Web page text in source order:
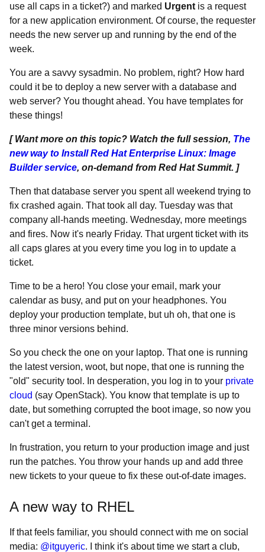
use all caps in a ticket?) and marked Urgent is a request
for a new application environment. Of course, the requester
needs the new server up and running by the end of the
week.
You are a savvy sysadmin. No problem, right? How hard
could it be to deploy a new server with a database and
web server? You thought ahead. You have templates for
these things!
[ Want more on this topic? Watch the full session, The
new way to Install Red Hat Enterprise Linux: Image
Builder service, on-demand from Red Hat Summit. ]
Then that database server you spent all weekend trying to
fix crashed again. That took all day. Tuesday was that
company all-hands meeting. Wednesday, more meetings
and fires. Now it's nearly Friday. That urgent ticket with its
all caps glares at you every time you log in to update a
ticket.
Time to be a hero! You close your email, mark your
calendar as busy, and put on your headphones. You
deploy your production template, but uh oh, that one is
three minor versions behind.
So you check the one on your laptop. That one is running
the latest version, woot, but nope, that one is running the
"old" security tool. In desperation, you log in to your private
cloud (say OpenStack). You know that template is up to
date, but something corrupted the boot image, so now you
can't get a terminal.
In frustration, you return to your production image and just
run the patches. You throw your hands up and add three
new tickets to your queue to fix these out-of-date images.
A new way to RHEL
If that feels familiar, you should connect with me on social
media: @itguyeric. I think it's about time we start a club,